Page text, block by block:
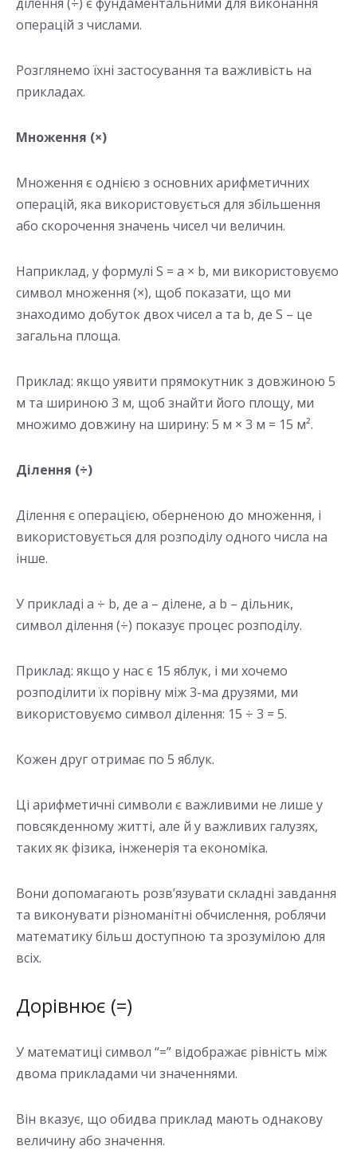
операцій з числами.
Розглянемо їхні застосування та важливість на
прикладах.
Множення (×)
Множення є однією з основних арифметичних
операцій, яка використовується для збільшення
або скорочення значень чисел чи величин.
Наприклад, у формулі S = a × b, ми використовуємо
символ множення (×), щоб показати, що ми
знаходимо добуток двох чисел a та b, де S – це
загальна площа.
Приклад: якщо уявити прямокутник з довжиною 5
м та шириною 3 м, щоб знайти його площу, ми
множимо довжину на ширину: 5 м × 3 м = 15 м².
Ділення (÷)
Ділення є операцією, оберненою до множення, і
використовується для розподілу одного числа на
інше.
У прикладі a ÷ b, де a – ділене, а b – дільник,
символ ділення (÷) показує процес розподілу.
Приклад: якщо у нас є 15 яблук, і ми хочемо
розподілити їх порівну між 3-ма друзями, ми
використовуємо символ ділення: 15 ÷ 3 = 5.
Кожен друг отримає по 5 яблук.
Ці арифметичні символи є важливими не лише у
повсякденному житті, але й у важливих галузях,
таких як фізика, інженерія та економіка.
Вони допомагають розв’язувати складні завдання
та виконувати різноманітні обчислення, роблячи
математику більш доступною та зрозумілою для
всіх.
Дорівнює (=)
У математиці символ “=” відображає рівність між
двома прикладами чи значеннями.
Він вказує, що обидва приклад мають однакову
величину або значення.